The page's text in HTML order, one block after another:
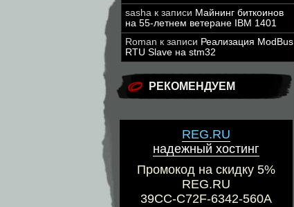
sasha к записи Майнинг биткоинов
на 55-летнем ветеране IBM 1401
Roman к записи Реализация ModBus
RTU Slave на stm32
РЕКОМЕНДУЕМ
REG.RU
надежный хостинг
Промокод на скидку 5%
REG.RU
39CC-C72F-6342-560A